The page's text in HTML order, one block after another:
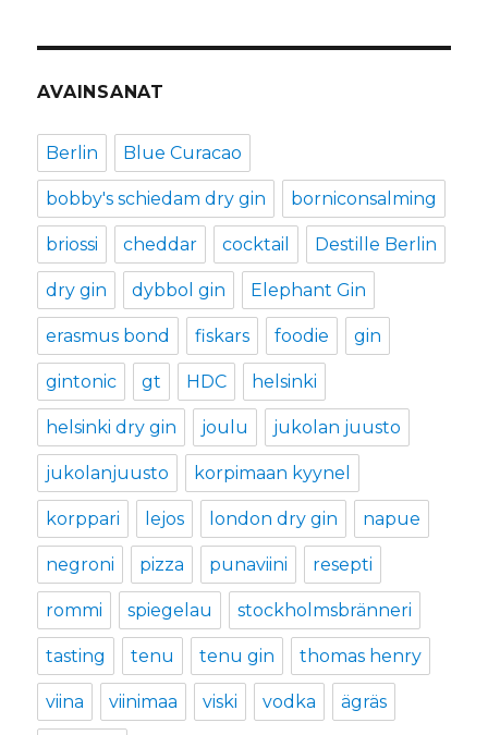
AVAINSANAT
Berlin Blue Curacao
bobby's schiedam dry gin borniconsalming
briossi cheddar cocktail Destille Berlin
dry gin dybbol gin Elephant Gin
erasmus bond fiskars foodie gin
gintonic gt HDC helsinki
helsinki dry gin joulu jukolan juusto
jukolanjuusto korpimaan kyynel
korppari lejos london dry gin napue
negroni pizza punaviini resepti
rommi spiegelau stockholmsbränneri
tasting tenu tenu gin thomas henry
viina viinimaa viski vodka ägräs